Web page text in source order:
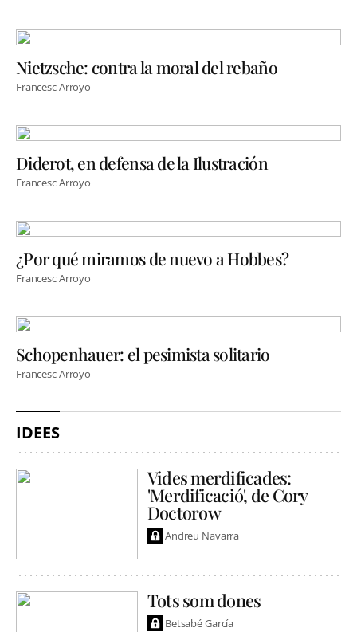
Nietzsche: contra la moral del rebaño
Francesc Arroyo
Diderot, en defensa de la Ilustración
Francesc Arroyo
¿Por qué miramos de nuevo a Hobbes?
Francesc Arroyo
Schopenhauer: el pesimista solitario
Francesc Arroyo
IDEES
Vides merdificades:
'Merdificació', de Cory
Doctorow
Andreu Navarra
Tots som dones
Betsabé García